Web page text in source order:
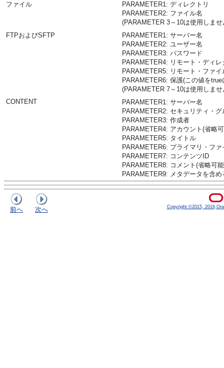
ファイル
PARAMETER1: ディレクトリ
PARAMETER2: ファイル名
(PARAMETER 3～10は使用しませ
FTPおよびSFTP
PARAMETER1: サーバー名
PARAMETER2: ユーザー名
PARAMETER3: パスワード
PARAMETER4: リモート・ディレ
PARAMETER5: リモート・ファイ
PARAMETER6: 保護(この値を
(PARAMETER 7～10は使用しませ
CONTENT
PARAMETER1: サーバー名
PARAMETER2: セキュリティ・グ
PARAMETER3: 作成者
PARAMETER4: アカウント(省略
PARAMETER5: タイトル
PARAMETER6: プライマリ・フ
PARAMETER7: コンテンツID
PARAMETER8: コメント(省略可
PARAMETER9: メタデータを含め
前へ 次へ Copyright ©2015,